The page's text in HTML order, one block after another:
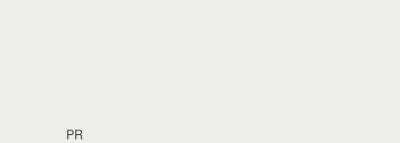
PR